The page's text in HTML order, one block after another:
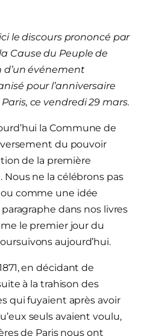
le discours prononcé par
Cause du Peuple de
d’un événement
pour l’anniversaire
ce vendredi 29 mars.
la Commune de
du pouvoir
de la première
. Nous ne la célébrons pas
comme une idée
dans nos livres
le premier jour du
aujourd’hui.
en décidant de
à la trahison des
qui fuyaient après avoir
seuls avaient voulu,
de Paris nous ont